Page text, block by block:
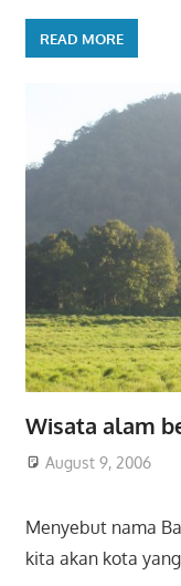
READ MORE
Wisata alam
August 9, 2006
Menyebut nama
kita akan kota